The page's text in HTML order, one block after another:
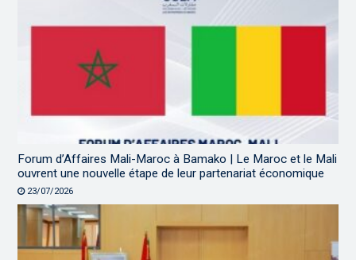
Forum d’Affaires Mali-Maroc à Bamako | Le Maroc et le Mali
ouvrent une nouvelle étape de leur partenariat économique
23/07/2026